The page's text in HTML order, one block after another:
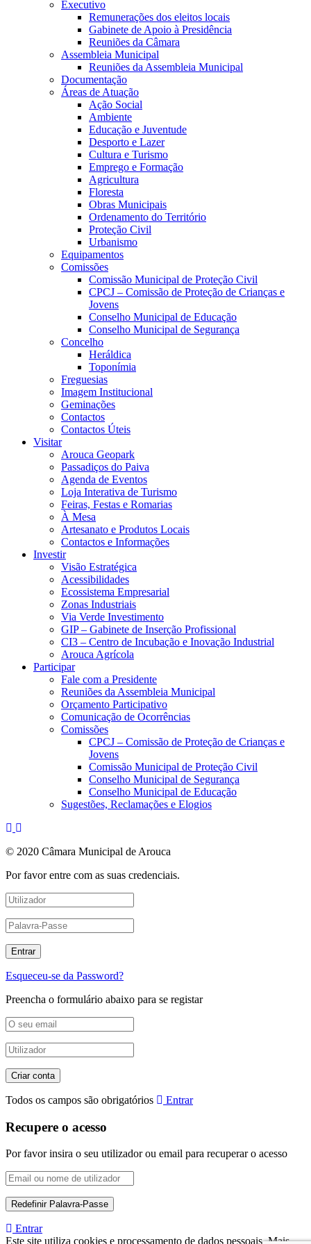
Executivo
Remunerações dos eleitos locais
Gabinete de Apoio à Presidência
Reuniões da Câmara
Assembleia Municipal
Reuniões da Assembleia Municipal
Documentação
Áreas de Atuação
Ação Social
Ambiente
Educação e Juventude
Desporto e Lazer
Cultura e Turismo
Emprego e Formação
Agricultura
Floresta
Obras Municipais
Ordenamento do Território
Proteção Civil
Urbanismo
Equipamentos
Comissões
Comissão Municipal de Proteção Civil
CPCJ – Comissão de Proteção de Crianças e
Jovens
Conselho Municipal de Educação
Conselho Municipal de Segurança
Concelho
Heráldica
Toponímia
Freguesias
Imagem Institucional
Geminações
Contactos
Contactos Úteis
Visitar
Arouca Geopark
Passadiços do Paiva
Agenda de Eventos
Loja Interativa de Turismo
Feiras, Festas e Romarias
À Mesa
Artesanato e Produtos Locais
Contactos e Informações
Investir
Visão Estratégica
Acessibilidades
Ecossistema Empresarial
Zonas Industriais
Via Verde Investimento
GIP – Gabinete de Inserção Profissional
CI3 – Centro de Incubação e Inovação Industrial
Arouca Agrícola
Participar
Fale com a Presidente
Reuniões da Assembleia Municipal
Orçamento Participativo
Comunicação de Ocorrências
Comissões
CPCJ – Comissão de Proteção de Crianças e
Jovens
Comissão Municipal de Proteção Civil
Conselho Municipal de Segurança
Conselho Municipal de Educação
Sugestões, Reclamações e Elogios
© 2020 Câmara Municipal de Arouca
Por favor entre com as suas credenciais.
Esqueceu-se da Password?
Preencha o formulário abaixo para se registar
Todos os campos são obrigatórios Entrar
Recupere o acesso
Por favor insira o seu utilizador ou email para recuperar o acesso
Entrar
Este site utiliza cookies e processamento de dados pessoais. Mais